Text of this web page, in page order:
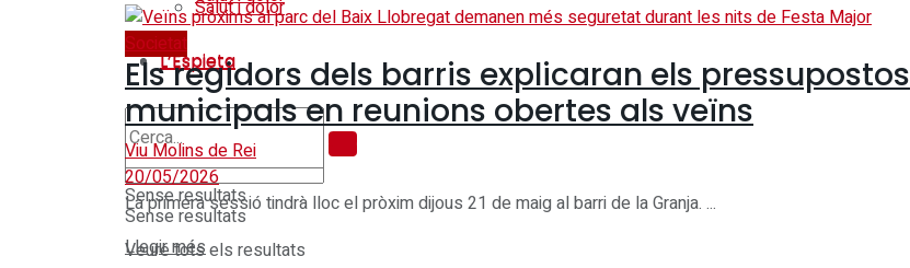
L’Espieta
Sense resultats
Salut i dolor
L’Espieta
Sense resultats
Veure tots els resultats
Societat
Els regidors dels barris explicaran els pressupostos
municipals en reunions obertes als veïns
Viu Molins de Rei
20/05/2026
La primera sessió tindrà lloc el pròxim dijous 21 de maig al barri de la Granja. ...
Llegir mésDetails